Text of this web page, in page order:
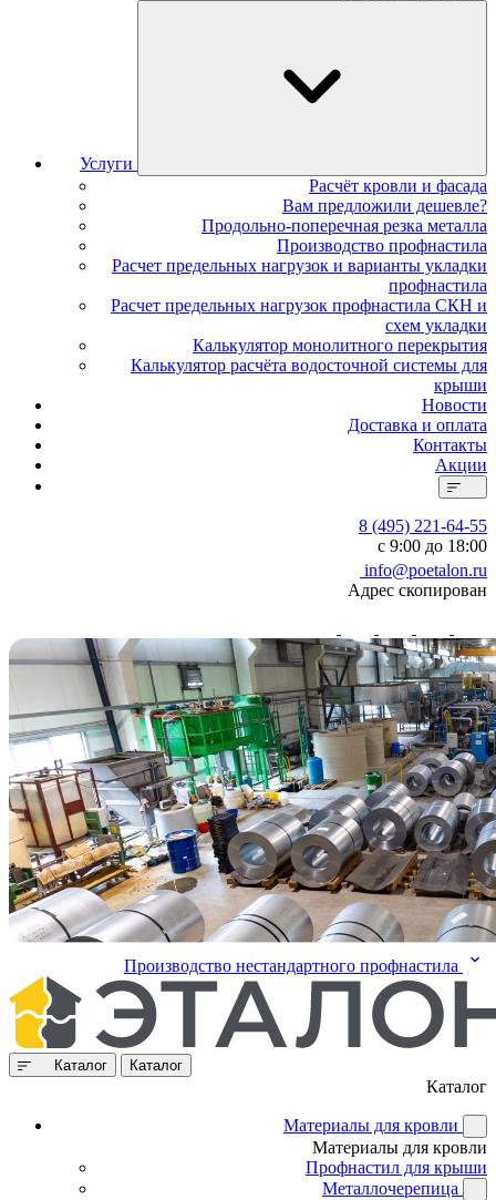
Услуги
Расчёт кровли и фасада
Вам предложили дешевле?
Продольно-поперечная резка металла
Производство профнастила
Расчет предельных нагрузок и варианты укладки
профнастила
Расчет предельных нагрузок профнастила СКН и
схем укладки
Калькулятор монолитного перекрытия
Калькулятор расчёта водосточной системы для
крыши
Новости
Доставка и оплата
Контакты
Акции
8 (495) 221-64-55
с 9:00 до 18:00
info@poetalon.ru
Адрес скопирован
Производство нестандартного профнастила
Каталог Каталог
Каталог
Материалы для кровли
Материалы для кровли
Профнастил для крыши
Металлочерепица